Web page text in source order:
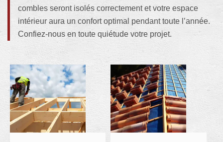
combles seront isolés correctement et votre espace
intérieur aura un confort optimal pendant toute l’année.
Confiez-nous en toute quiétude votre projet.